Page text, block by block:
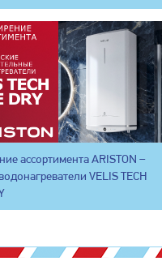
ассортимента ARISTON –
VELIS TECH